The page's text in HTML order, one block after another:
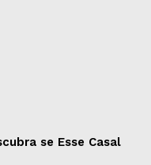
se Esse Casal